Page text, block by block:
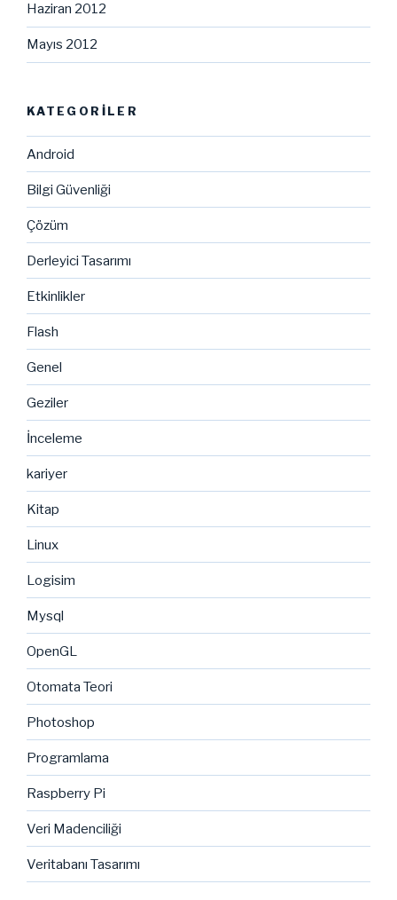
Haziran 2012
Mayıs 2012
KATEGORILER
Android
Bilgi Güvenliği
Çözüm
Derleyici Tasarımı
Etkinlikler
Flash
Genel
Geziler
İnceleme
kariyer
Kitap
Linux
Logisim
Mysql
OpenGL
Otomata Teori
Photoshop
Programlama
Raspberry Pi
Veri Madenciliği
Veritabanı Tasarımı